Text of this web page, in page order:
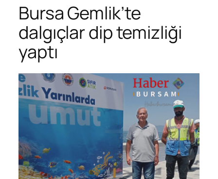
Bursa Gemlik’te
dalgıçlar dip temizliği
yaptı